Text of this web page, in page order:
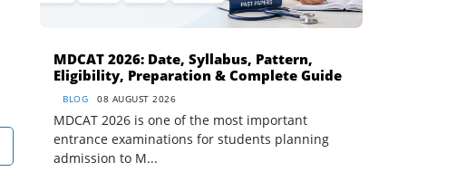
MDCAT 2026: Date, Syllabus, Pattern,
Eligibility, Preparation & Complete Guide
BLOG 08 AUGUST 2026
MDCAT 2026 is one of the most important
entrance examinations for students planning
admission to M...